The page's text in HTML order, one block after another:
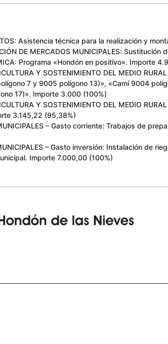
Asistencia técnica para la realización y
DE MERCADOS MUNICIPALES:
Programa «Hondón en positivo». Importe
Y SOSTENIMIENTO DEL MEDIO
7 y 9005 polígono 13)», «Camí 9004
17)». Importe 3.000 (100%)
Y SOSTENIMIENTO DEL MEDIO
3.145,22 (95,38%)
– Gasto corriente: Trabajos de
– Gasto inversión: Instalación de
Importe 7.000,00 (100%)